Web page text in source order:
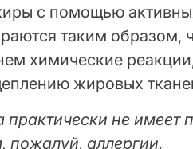
с помощью
таким образом,
химические
жировых
практически не имеет
пожалуй, аллергии.